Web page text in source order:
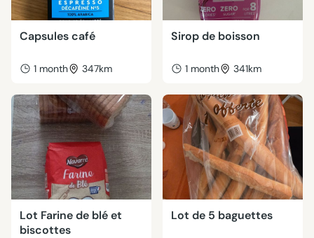
Capsules café
1 month 347km
Sirop de boisson
1 month 341km
Lot Farine de blé et
biscottes
Lot de 5 baguettes